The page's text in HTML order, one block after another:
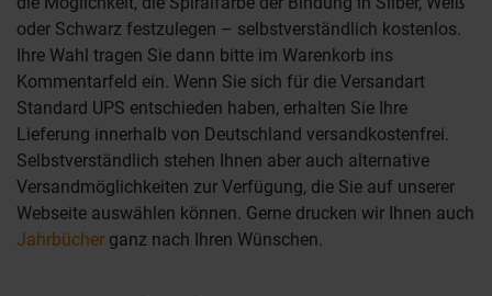
oder Schwarz festzulegen – selbstverständlich kostenlos.
Ihre Wahl tragen Sie dann bitte im Warenkorb ins
Kommentarfeld ein. Wenn Sie sich für die Versandart
Standard UPS entschieden haben, erhalten Sie Ihre
Lieferung innerhalb von Deutschland versandkostenfrei.
Selbstverständlich stehen Ihnen aber auch alternative
Versandmöglichkeiten zur Verfügung, die Sie auf unserer
Webseite auswählen können. Gerne drucken wir Ihnen auch
Jahrbücher ganz nach Ihren Wünschen.